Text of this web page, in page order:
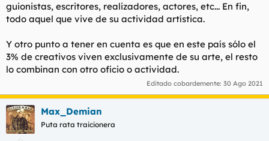
guionistas, escritores, realizadores, actores, etc... En fin,
todo aquel que vive de su actividad artística.
Y otro punto a tener en cuenta es que en este país sólo el
3% de creativos viven exclusivamente de su arte, el resto
lo combinan con otro oficio o actividad.
Editado cobardemente: 30 Ago 2021
Max_Demian
Puta rata traicionera